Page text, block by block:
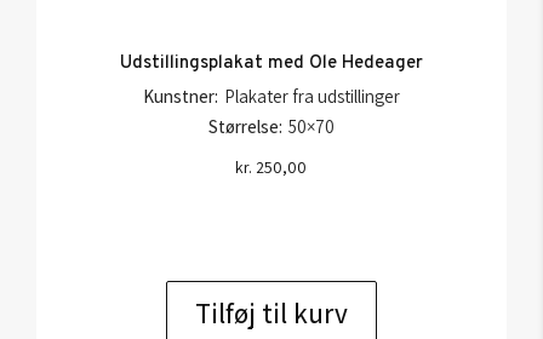
Udstillingsplakat med Ole Hedeager
Kunstner: Plakater fra udstillinger
Størrelse: 50×70
kr. 250,00
Tilføj til kurv